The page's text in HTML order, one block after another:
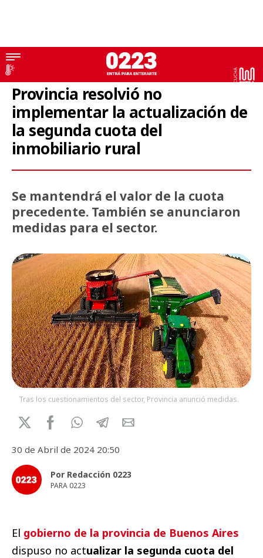
Provincia
Provincia resolvió no
implementar la actualización de
la segunda cuota del
inmobiliario rural
Se mantendrá el valor de la cuota
precedente. También se anunciaron
medidas para el sector.
Tras los cuestionamientos del sector, Provincia anunció medidas.
30 de Abril de 2024 20:50
Por Redacción 0223
PARA 0223
El gobierno de la provincia de Buenos Aires
dispuso no actualizar la segunda cuota del